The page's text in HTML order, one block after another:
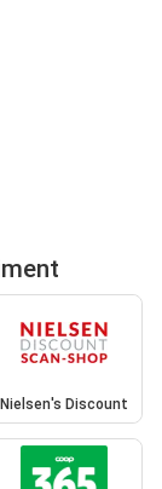
Nielsen's Discount